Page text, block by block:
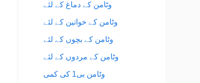
وٹامن کے دماغ کے لئے
وٹامن کے خواتین کے لئے
وٹامن کے بچوں کے لئے
وٹامن کے مردوں کے لئے
وٹامن بی1 کی کمی